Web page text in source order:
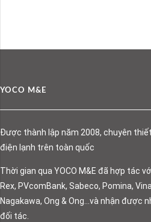
YOCO M&E
Được thành lập năm 2008, chuyên
điện lạnh trên toàn quốc
Thời gian qua YOCO M&E đã hợp tác
Rex, PVcomBank, Sabeco, Pomina,
Nagakawa, Ong & Ong…và nhận được
đối tác.